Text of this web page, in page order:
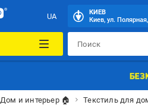
UA
КИЕВ
Киев, ул.
Дом и интерьер 🏠 Текстиль для